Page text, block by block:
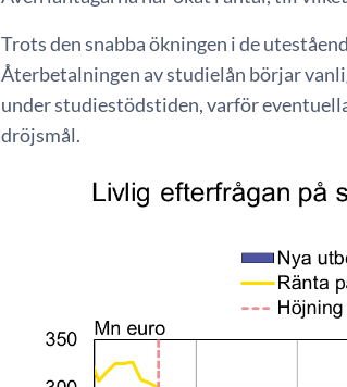
Trots den snabba ökningen i de
Återbetalningen av studielån börjar
under studiestödstiden, varför
dröjsmål.